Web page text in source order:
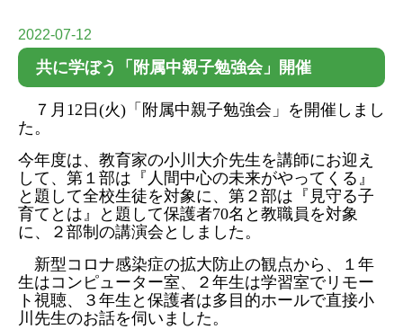
2022-07-12
共に学ぼう「附属中親子勉強会」開催
７月 12 日(火) 「附属中親子勉強会」を開催しまし
た。
今年度は、教育家の小川大介先生を講師にお迎え
して、第１部は『人間中心の未来がやってくる』
と題して全校生徒を対象に、第２部は『見守る子
育てとは』と題して保護者70名と教職員を対象
に、２部制の講演会としました。
新型コロナ感染症の拡大防止の観点から、１年
生はコンピューター室、２年生は学習室でリモー
ト視聴、３年生と保護者は多目的ホールで直接小
川先生のお話を伺いました。